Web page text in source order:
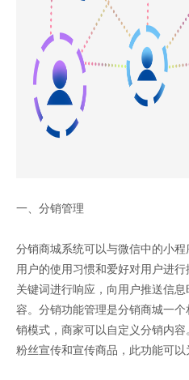
一、分销管理
分销商城系统可以与微信中的小
用户的使用习惯和爱好对用户进
关键词进行响应，向用户推送信
容。分销功能管理是分销商城一
销模式，商家可以自定义分销内
粉丝宣传和宣传商品，此功能可以